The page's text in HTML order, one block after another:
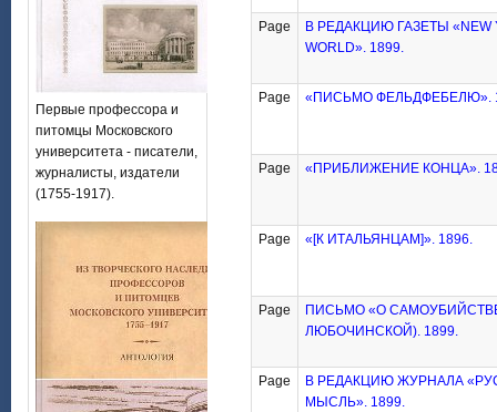
Первые профессора и
питомцы Московского
университета - писатели,
журналисты, издатели
(1755-1917).
Page
В РЕДАКЦИЮ ГАЗЕТЫ «NEW
WORLD». 1899.
Page «ПИСЬМО ФЕЛЬДФЕБЕЛЮ».
Page «ПРИБЛИЖЕНИЕ КОНЦА».
Page «[К ИТАЛЬЯНЦАМ]». 1896.
Page
ПИСЬМО «О
ЛЮБОЧИНСКОЙ). 1899.
Page
В РЕДАКЦИЮ ЖУРНАЛА
МЫСЛЬ». 1899.